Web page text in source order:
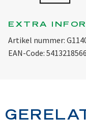
EXTRA
Artikel nummer:
EAN-Code: